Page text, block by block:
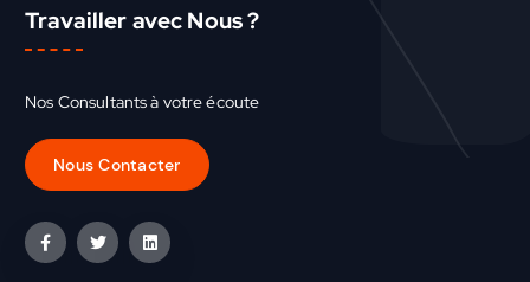
Travailler avec Nous ?
Nos Consultants à votre écoute